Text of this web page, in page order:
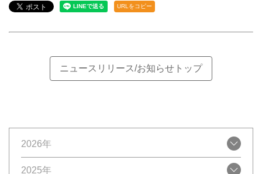
URLをコピー
ニュースリリース/お知らせトップ
2026年
2025年